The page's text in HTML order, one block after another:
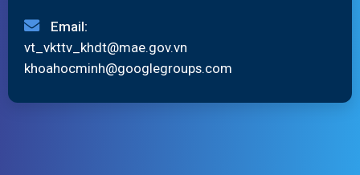
Email:
vt_vkttv_khdt@mae.gov.vn
khoahocminh@googlegroups.com